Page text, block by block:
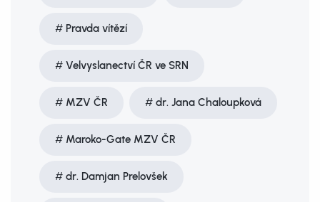
Pravda vítězí
Velvyslanectví ČR ve SRN
MZV ČR dr. Jana Chaloupková
Maroko-Gate MZV ČR
dr. Damjan Prelovšek